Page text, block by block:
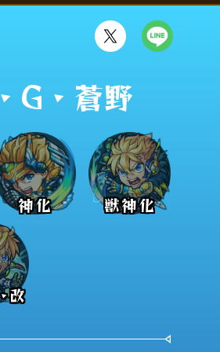
G・蒼野
神化 獣神化
改